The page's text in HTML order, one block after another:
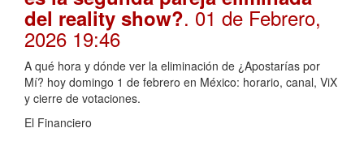
del reality show?. 01 de Febrero,
2026 19:46
A qué hora y dónde ver la eliminación de ¿Apostarías por
Mí? hoy domingo 1 de febrero en México: horario, canal, ViX
y cierre de votaciones.
El Financiero